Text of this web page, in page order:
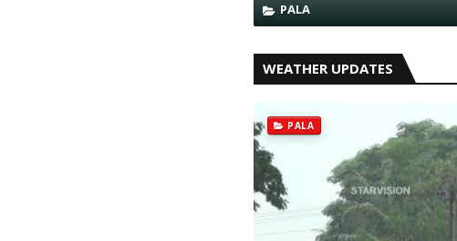
PALA
WEATHER UPDATES
PALA